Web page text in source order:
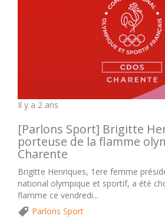
Il y a 2 ans
[Parlons Sport] Brigitte
porteuse de la flamme
Charente
Brigitte Henriques, 1ere femme
national olympique et sportif, a été
flamme ce vendredi...
Parlons Sport